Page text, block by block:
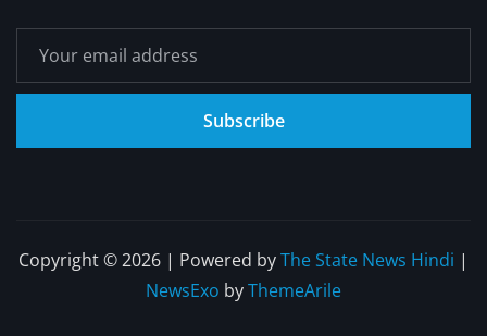
Subscribe
Copyright © 2026 | Powered byThe State News Hindi |
NewsExo byThemeArile